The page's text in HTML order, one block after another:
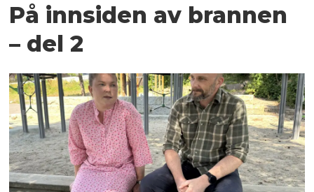
På innsiden av brannen
– del 2